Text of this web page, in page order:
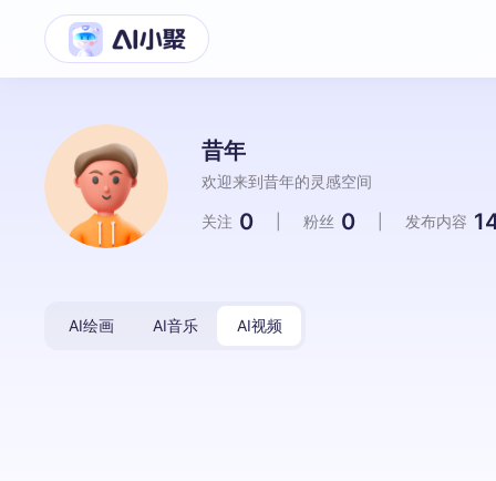
昔年
欢迎来到昔年的灵感空间
关注 0 粉丝 0 发布内容
AI绘画 AI音乐 AI视频